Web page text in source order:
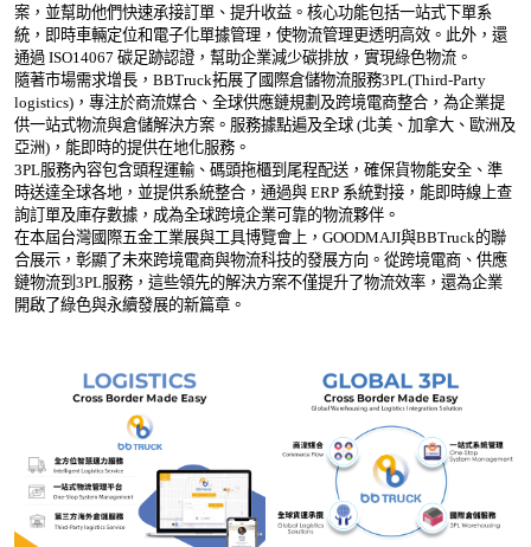
案，並幫助他們快速承接訂單、提升收益。核心功能包括一站式下單系
統，即時車輛定位和電子化單據管理，使物流管理更透明高效。此外，還
通過 ISO14067 碳足跡認證，幫助企業減少碳排放，實現綠色物流。
隨著市場需求增長，BBTruck拓展了國際倉儲物流服務3PL(Third-Party
logistics)，專注於商流媒合、全球供應鏈規劃及跨境電商整合，為企業提
供一站式物流與倉儲解決方案。服務據點遍及全球 (北美、加拿大、歐洲及
亞洲)，能即時的提供在地化服務。
3PL服務內容包含頭程運輸、碼頭拖櫃到尾程配送，確保貨物能安全、準
時送達全球各地，並提供系統整合，通過與 ERP 系統對接，能即時線上查
詢訂單及庫存數據，成為全球跨境企業可靠的物流夥伴。
在本屆台灣國際五金工業展與工具博覽會上，GOODMAJI與BBTruck的聯
合展示，彰顯了未來跨境電商與物流科技的發展方向。從跨境電商、供應
鏈物流到3PL服務，這些領先的解決方案不僅提升了物流效率，還為企業
開啟了綠色與永續發展的新篇章。